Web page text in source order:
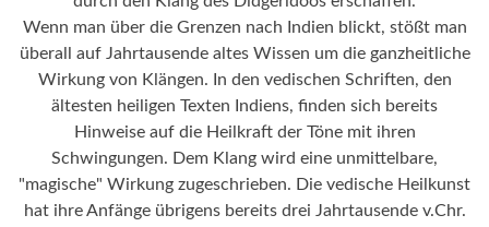
Wenn man über die Grenzen nach Indien blickt, stößt man
überall auf Jahrtausende altes Wissen um die ganzheitliche
Wirkung von Klängen. In den vedischen Schriften, den
ältesten heiligen Texten Indiens, finden sich bereits
Hinweise auf die Heilkraft der Töne mit ihren
Schwingungen. Dem Klang wird eine unmittelbare,
"magische" Wirkung zugeschrieben. Die vedische Heilkunst
hat ihre Anfänge übrigens bereits drei Jahrtausende v.Chr.